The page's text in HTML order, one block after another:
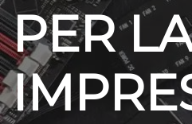
PER